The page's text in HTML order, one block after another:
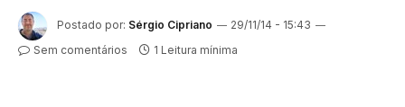
Postado por: Sérgio Cipriano
29/11/14 - 15:43
Sem comentários
1 Leitura mínima